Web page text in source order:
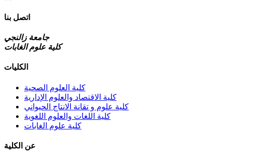
اتصل بنا
جامعة زالنجي
كلية علوم الغابات
الكليات
كلية العلوم الصحية
كلية الاقتصاد والعلوم الإدارية
كلية علوم و تقانة الانتاج الحيواني
كلية اللغات والعلوم اللغوية
كلية علوم الغابات
عن الكلية